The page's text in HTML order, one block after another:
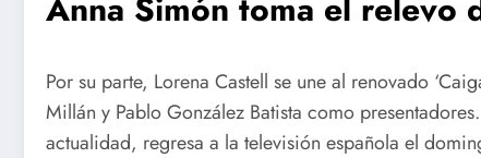
Por su parte, Lorena Castell se une al renovado
Millán y Pablo González Batista como
actualidad, regresa a la televisión española el